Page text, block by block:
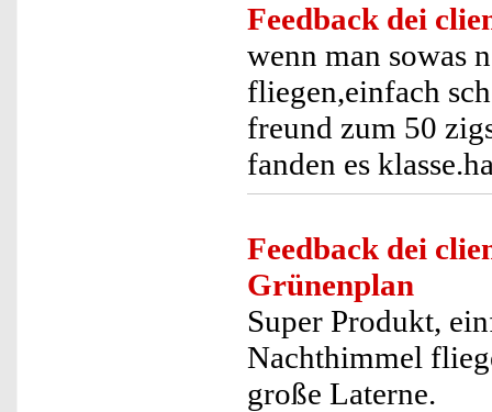
Feedback dei
wenn man sowas
fliegen,einfach
freund zum 50
fanden es
Feedback dei
Grünenplan
Super Produkt,
Nachthimmel
große Laterne.